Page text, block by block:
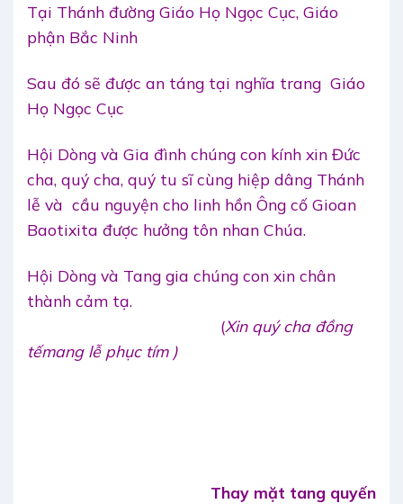
Tại Thánh đường Giáo Họ Ngọc Cục, Giáo
phận Bắc Ninh
Sau đó sẽ được an táng tại nghĩa trang Giáo
Họ Ngọc Cục
Hội Dòng và Gia đình chúng con kính xin Đức
cha, quý cha, quý tu sĩ cùng hiệp dâng Thánh
lễ và cầu nguyện cho linh hồn Ông cố Gioan
Baotixita được hưởng tôn nhan Chúa.
Hội Dòng và Tang gia chúng con xin chân
thành cảm tạ.
(Xin quý cha đồng
tếmang lễ phục tím )
Thay mặt tang quyến